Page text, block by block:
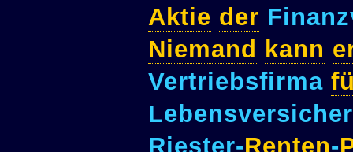
Aktie der
Niemand kann
Vertriebsfirma
Riester-Renten-